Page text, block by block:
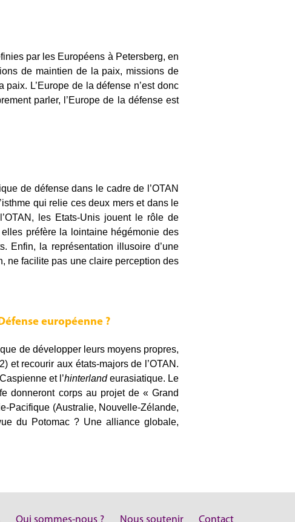
par les Européens à Petersberg, en
de maintien de la paix, missions de
L’Europe de la défense n’est donc
parler, l’Europe de la défense est
de défense dans le cadre de l’OTAN
qui relie ces deux mers et dans le
les Etats-Unis jouent le rôle de
préfère la lointaine hégémonie des
Enfin, la représentation illusoire d’une
ne facilite pas une claire perception des
européenne ?
de développer leurs moyens propres,
et recourir aux états-majors de l’OTAN.
et l’hinterlandeurasiatique. Le
donneront corps au projet de « Grand
Pacifique (Australie, Nouvelle-Zélande,
du Potomac ? Une alliance globale,
Qui sommes-nous ? Nous soutenir Contact